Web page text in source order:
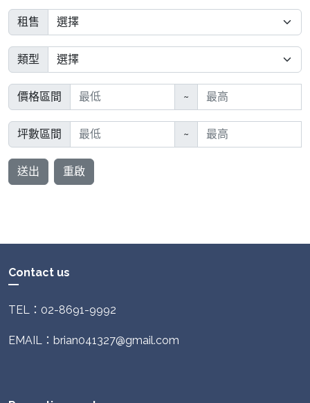
租售
類型
價格區間 ~
坪數區間 ~
送出 重啟
Contact us
TEL：02-8691-9992
EMAIL：brian041327@gmail.com